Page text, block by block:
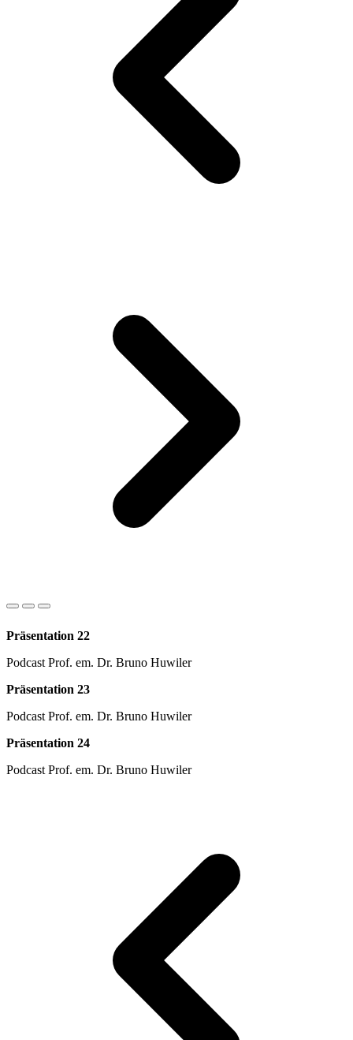
Präsentation 22
Podcast Prof. em. Dr. Bruno Huwiler
Präsentation 23
Podcast Prof. em. Dr. Bruno Huwiler
Präsentation 24
Podcast Prof. em. Dr. Bruno Huwiler